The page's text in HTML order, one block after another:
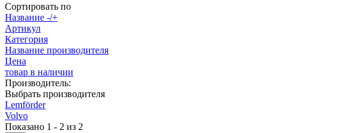
Сортировать по
Название -/+
Артикул
Категория
Название производителя
Цена
товар в наличии
Производитель:
Выбрать производителя
Lemförder
Volvo
Показано 1 - 2 из 2